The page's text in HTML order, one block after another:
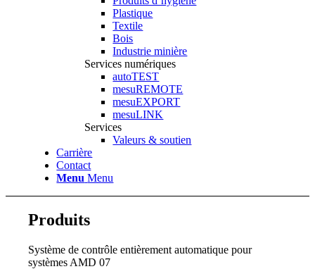
Plastique
Textile
Bois
Industrie minière
Services numériques
autoTEST
mesuREMOTE
mesuEXPORT
mesuLINK
Services
Valeurs & soutien
Carrière
Contact
Menu Menu
Produits
Système de contrôle entièrement automatique pour
systèmes AMD 07